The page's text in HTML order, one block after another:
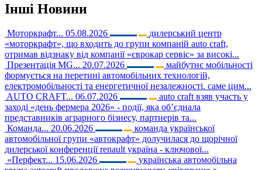
Інші Новини
Моторкрафт... 05.08.2026
дилерський центр
«моторкрафт», що входить до групи компаній auto craft,
отримав відзнаку від компанії «єврокар сервіс» за високі...
Презентація MG... 20.07.2026
майбутнє мобільності
формується на перетині автомобільних технологій,
електромобільності та енергетичної незалежності. саме цим...
AUTO CRAFT... 06.07.2026
auto craft взяв участь у
заході «день фермера 2026» - події, яка об’єднала
представників аграрного бізнесу, партнерів та...
Команда... 20.06.2026
команда української
автомобільної групи «автокрафт» долучилася до щорічної
дилерської конференції renault україна - ключової...
«Перфект... 15.06.2026
українська автомобільна